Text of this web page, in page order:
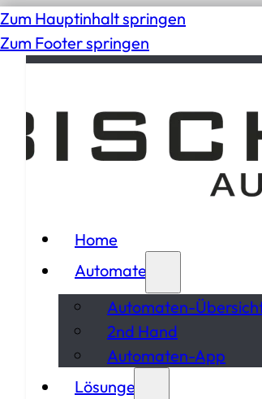
Zum Hauptinhalt springen
Zum Footer springen
Home
Automaten
Automaten-
2nd Hand
Automaten-App
Lösungen